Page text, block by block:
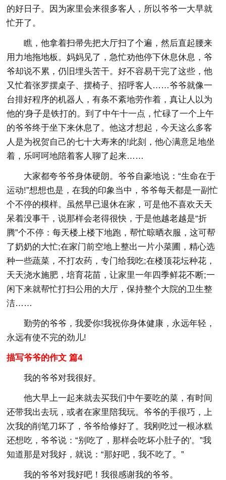
的好日子。因为家里会来很多客人，所以爷爷一大早就
忙开了。
瞧，他拿着扫帚先把大厅扫了个遍，然后直起腰来
用力地拖地板。妈妈见了，急忙劝他停下休息休息，爷
爷却说不累，仍旧埋头苦干。好不容易干完了这些，他
又忙着张罗摆桌子、摆椅子、招呼客人……爷爷就像一
台排好程序的机器人，有条不紊地劳作着，真让人以为
他的'身子是铁打的。到了中午十一点，忙碌了一个上午
的爷爷终于坐下来休息了。他这才想起，今天这么多客
人是为祝贺自己的七十大寿来的!此刻，他心满意足地坐
着，乐呵呵地陪着客人聊了起来……
大家都夸爷爷身体硬朗。爷爷自豪地说：“生命在于
运动!”想想也是，在我的印象当中，爷爷每天都是一副忙
个不停的模样。虽然早已退休在家，可是他不喜欢天天
呆着没事干，说那样会老得很快，于是他越老越是“折
腾”个不停：每天楼上楼下地跑，帮忙晾晒衣服，这可帮
了奶奶的大忙;在家门前空地上整出一片小菜圃，精心选
种一些蔬菜，不打农药，专门给我吃;在楼顶花坛种花，
天天浇水施肥，培育花苗，让家里一年四季鲜花不断;一
闲下来就帮忙打扫公用的大厅，保持整个大院的卫生整
洁……
勤劳的爷爷，我爱你!我祝你身体健康，永远年轻，
永远有使不完的劲儿!
描写爷爷的作文 篇4
我的爷爷对我很好。
他大早上一起来就去买我们中午要吃的菜，有时间
还带我出去玩，或者在家里陪我玩。爷爷的手很巧，上
次我的削笔刀坏了，爷爷给修好了。我刚吃过一根冰糕
还想吃，爷爷说：“别吃了，那样会吃坏小肚子的'。”我
知道那是对我好，就说：“那好吧，我不吃了。”
我的爷爷对我好吧！我很感谢我的爷爷。